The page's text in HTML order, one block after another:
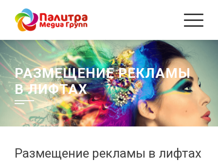
Перейти
содержанию
РАЗМЕЩЕНИЕ РЕКЛАМЫ
В ЛИФТАХ
Размещение рекламы в лифтах